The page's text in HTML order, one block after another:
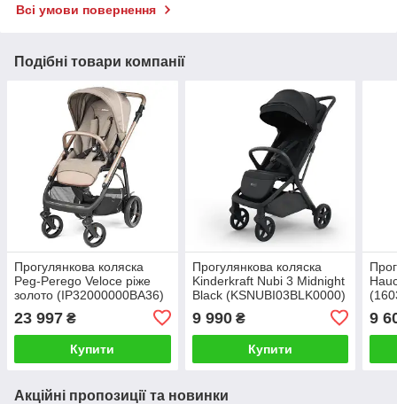
Всі умови повернення
Подібні товари компанії
Прогулянкова коляска
Peg-Perego Veloce ріже
золото (IP32000000BA36)
23 997 ₴
Купити
Прогулянкова коляска
Kinderkraft Nubi 3 Midnight
Black (KSNUBI03BLK0000)
9 990₴
Купити
9
Акційні пропозиції та новинки